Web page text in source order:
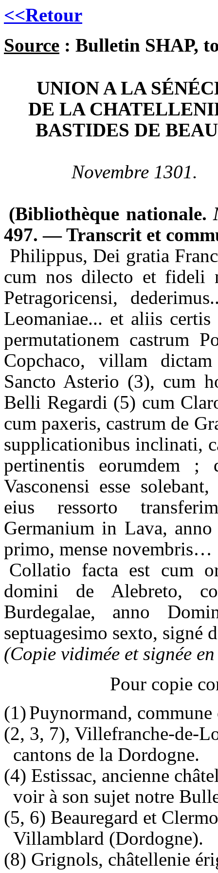
<<Retour
Source : Bulletin SHAP,
UNION A LA
DE LA
BASTIDES DE
Novembre 1301.
(Bibliothèque nationale.
497. — Transcrit et
Philippus, Dei gratia
cum nos dilecto et fideli
Petragoricensi, dederimus
Leomaniae... et aliis certis
permutationem castrum
Copchaco, villam
dictam
Sancto Asterio (3), cum
Belli Regardi (5) cum
cumpaxeris, castrum de
supplicationibus inclinati,
pertinentis
eorumdem ;
Vasconensi esse solebant,
eius
ressorto
Germanium in Lava, anno
primo, mense novembris…
Collatio facta est cum
domini
de Alebreto,
Burdegalae, anno
septuagesimo sexto, signé
(Copie vidimée et signée
Pour copie
(1)Puynormand,
(2, 3, 7), Villefranche-de-
cantons de la Dordogne.
(4) Estissac, ancienne
voir à son sujet notre
(5, 6) Beauregard et
Villamblard (Dordogne).
(8) Grignols, châtellenie